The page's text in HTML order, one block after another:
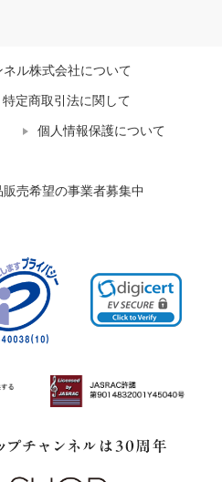
ル株式会社について
特定商取引法に関して
個人情報保護について
売希望の事業者募集中